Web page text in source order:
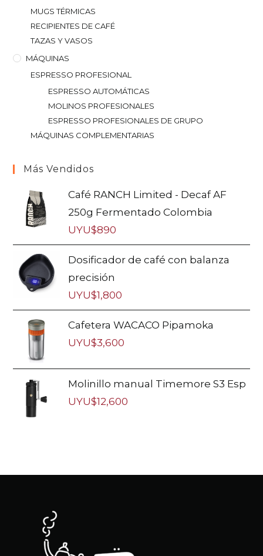
MUGS TÉRMICAS
RECIPIENTES DE CAFÉ
TAZAS Y VASOS
MÁQUINAS
ESPRESSO PROFESIONAL
ESPRESSO AUTOMÁTICAS
MOLINOS PROFESIONALES
ESPRESSO PROFESIONALES DE GRUPO
MÁQUINAS COMPLEMENTARIAS
Más Vendidos
Café RANCH Limited - Decaf AF
250g Fermentado Colombia
UYU$890
Dosificador de café con balanza
precisión
UYU$1,800
Cafetera WACACO Pipamoka
UYU$3,600
Molinillo manual Timemore S3 Esp
UYU$12,600